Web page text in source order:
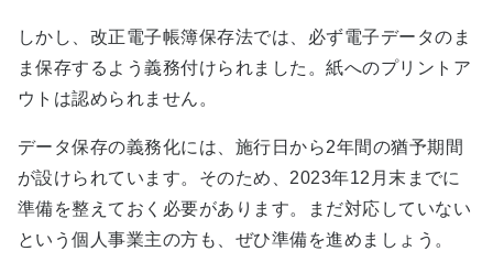
しかし、改正電子帳簿保存法では、必ず電子データのま
ま保存するよう義務付けられました。紙へのプリントア
ウトは認められません。
データ保存の義務化には、施行日から2年間の猶予期間
が設けられています。そのため、2023年12月末までに
準備を整えておく必要があります。まだ対応していない
という個人事業主の方も、ぜひ準備を進めましょう。